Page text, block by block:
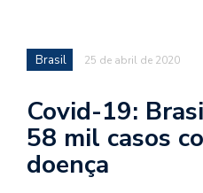
Brasil 25 de abril de 2020
Covid-19:
58 mil casos
doença